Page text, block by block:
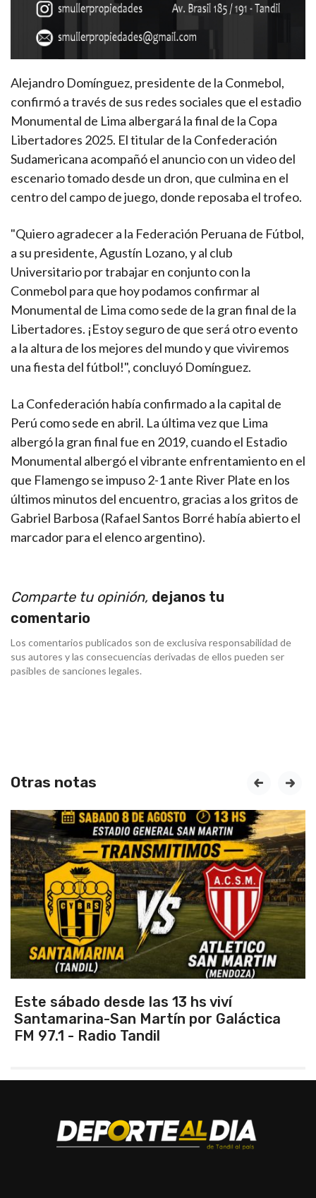
Alejandro Domínguez, presidente de la Conmebol,
confirmó a través de sus redes sociales que el estadio
Monumental de Lima albergará la final de la Copa
Libertadores 2025. El titular de la Confederación
Sudamericana acompañó el anuncio con un video del
escenario tomado desde un dron, que culmina en el
centro del campo de juego, donde reposaba el trofeo.
"Quiero agradecer a la Federación Peruana de Fútbol,
a su presidente, Agustín Lozano, y al club
Universitario por trabajar en conjunto con la
Conmebol para que hoy podamos confirmar al
Monumental de Lima como sede de la gran final de la
Libertadores. ¡Estoy seguro de que será otro evento
a la altura de los mejores del mundo y que viviremos
una fiesta del fútbol!", concluyó Domínguez.
La Confederación había confirmado a la capital de
Perú como sede en abril. La última vez que Lima
albergó la gran final fue en 2019, cuando el Estadio
Monumental albergó el vibrante enfrentamiento en el
que Flamengo se impuso 2-1 ante River Plate en los
últimos minutos del encuentro, gracias a los gritos de
Gabriel Barbosa (Rafael Santos Borré había abierto el
marcador para el elenco argentino).
Comparte tu opinión, dejanos tu
comentario
Los comentarios publicados son de exclusiva responsabilidad de
sus autores y las consecuencias derivadas de ellos pueden ser
pasibles de sanciones legales.
Otras notas
Este sábado desde las 13 hs viví
Santamarina-San Martín por Galáctica
FM 97.1 - Radio Tandil
prev next